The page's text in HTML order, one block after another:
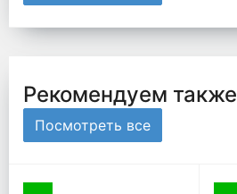
Рекомендуем также
Посмотреть все